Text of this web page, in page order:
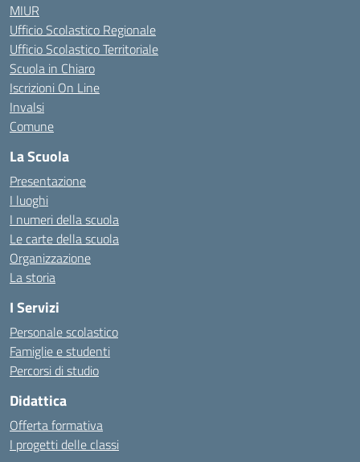
MIUR
Ufficio Scolastico Regionale
Ufficio Scolastico Territoriale
Scuola in Chiaro
Iscrizioni On Line
Invalsi
Comune
La Scuola
Presentazione
I luoghi
I numeri della scuola
Le carte della scuola
Organizzazione
La storia
I Servizi
Personale scolastico
Famiglie e studenti
Percorsi di studio
Didattica
Offerta formativa
I progetti delle classi